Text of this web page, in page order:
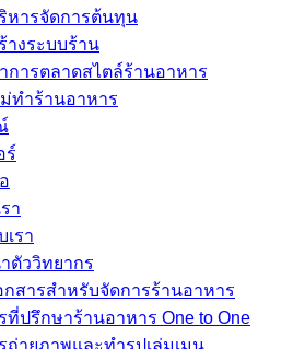
หารจัดการต้นทุน
างระบบร้าน
การตลาดสไตล์ร้านอาหาร
ทำร้านอาหาร
ร์
า
เรา
ตัววิทยากร
กสารสำหรับจัดการร้านอาหาร
ที่ปรึกษาร้านอาหาร One to One
ถ่ายภาพและทำรูปเล่มเมนู